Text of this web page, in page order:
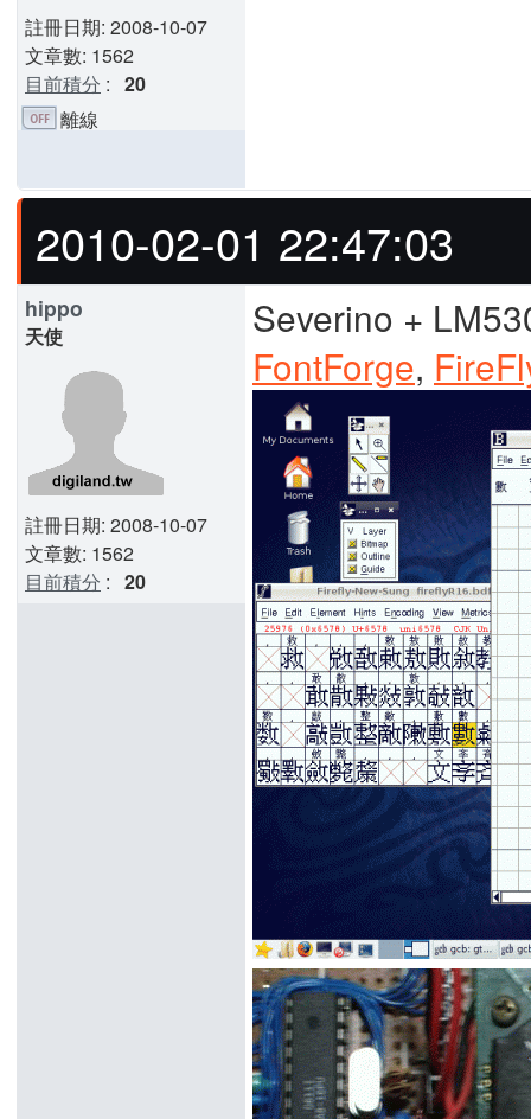
註冊日期: 2008-10-07
文章數: 1562
目前積分 : 20
離線
2010-02-01 22:47:03
hippo
天使
註冊日期: 2008-10-07
文章數: 1562
目前積分 : 20
Severino +
FontForge,